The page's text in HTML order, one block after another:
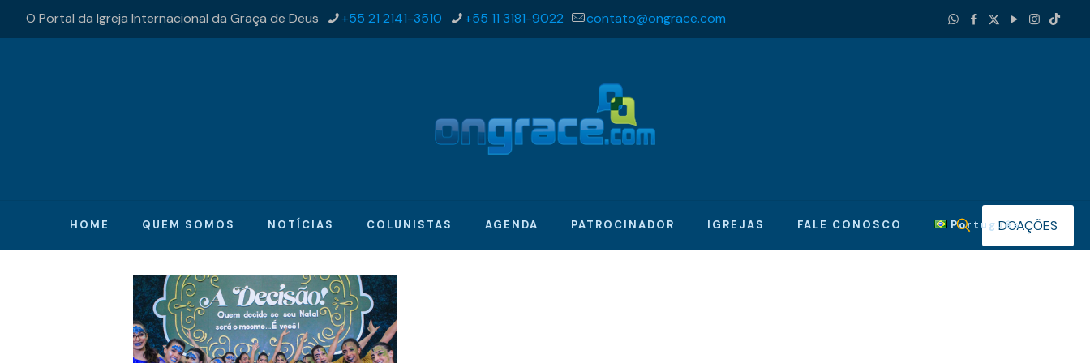
O Portal da Igreja Internacional da Graça de Deus +55 21 2141-3510 +55 11 3181-9022 contato@ongrace.com
HOME QUEM SOMOS NOTÍCIAS COLUNISTAS AGENDA PATROCINADOR IGREJAS FALE CONOSCO PortuguêsDOAÇÕES